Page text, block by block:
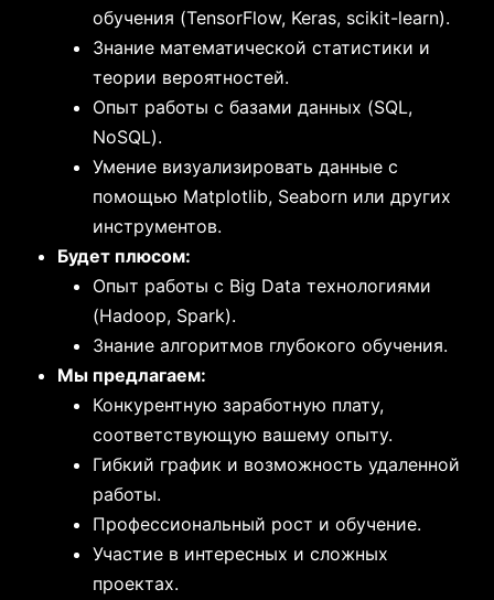
обучения (TensorFlow, Keras, scikit-learn).
Знание математической статистики и
теории вероятностей.
Опыт работы с базами данных (SQL,
NoSQL).
Умение визуализировать данные с
помощью Matplotlib, Seaborn или других
инструментов.
Будет плюсом:
Опыт работы с Big Data технологиями
(Hadoop, Spark).
Знание алгоритмов глубокого обучения.
Мы предлагаем:
Конкурентную заработную плату,
соответствующую вашему опыту.
Гибкий график и возможность удаленной
работы.
Профессиональный рост и обучение.
Участие в интересных и сложных
проектах.